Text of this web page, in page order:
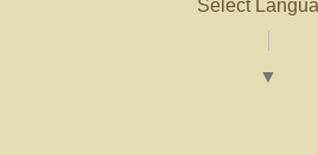
Select
▼